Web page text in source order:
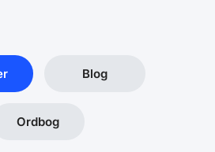
Blog
Ordbog